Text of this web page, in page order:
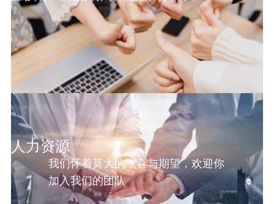
人力资源
我们怀着莫大的欣喜与期望，欢迎你
加入我们的团队